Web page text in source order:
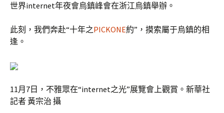
世界internet年夜會烏鎮峰會在浙江烏鎮舉辦。
此刻，我們奔赴“十年之PICKONE約”，摸索屬于烏鎮的相
逢。
11月7日，不雅眾在“internet之光”展覽會上觀賞。新華社
記者 黃宗治 攝